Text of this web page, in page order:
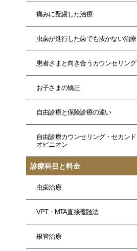
痛みに配慮した治療
虫歯が進行した歯でも抜かない治療
患者さまと向き合うカウンセリング
お子さまの矯正
自由診療と保険診療の違い
自由診療カウンセリング・セカンド
オピニオン
診療科目と料金
虫歯治療
VPT・MTA直接覆髄法
根管治療